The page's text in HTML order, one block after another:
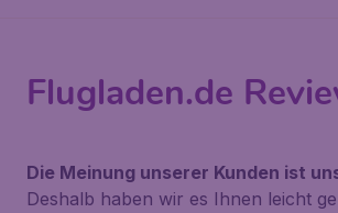
Flugladen.de
Die Meinung unserer Kunden ist
Deshalb haben wir es Ihnen leicht